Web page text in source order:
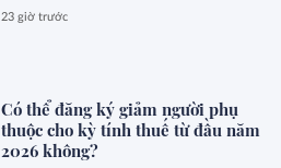
23 giờ trước
Có thể đăng ký giảm người phụ
thuộc cho kỳ tính thuế từ đầu năm
2026 không?